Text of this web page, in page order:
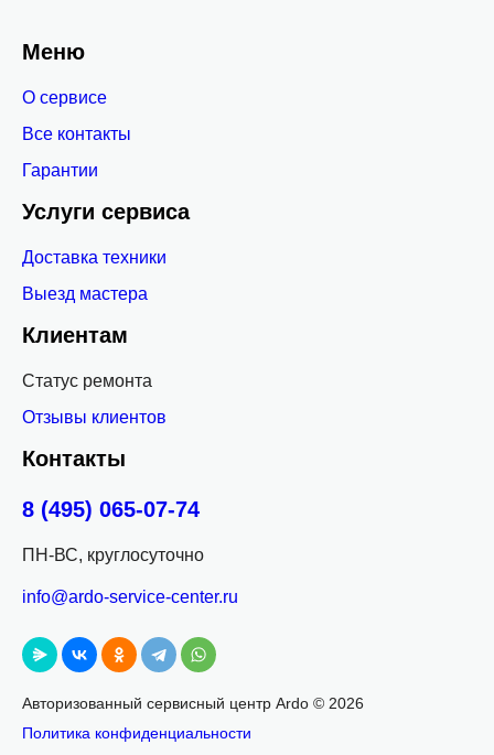
Меню
О сервисе
Все контакты
Гарантии
Услуги сервиса
Доставка техники
Выезд мастера
Клиентам
Статус ремонта
Отзывы клиентов
Контакты
8 (495) 065-07-74
ПН-ВС, круглосуточно
info@ardo-service-center.ru
Авторизованный сервисный центр Ardo © 2026
Политика конфиденциальности